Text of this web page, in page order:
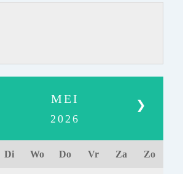
❯
MEI
2026
Di Wo Do Vr Za Zo